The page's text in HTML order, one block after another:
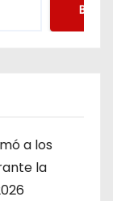
a los
la